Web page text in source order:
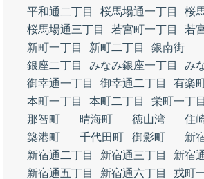
平和通二丁目
桜馬場通一丁目
桜
桜馬場通三丁目
若宮町一丁目
若
新町一丁目
新町二丁目 銀南街
銀座二丁目
みなみ銀座一丁目
み
御幸通一丁目
御幸通二丁目
有楽
本町一丁目
本町二丁目 栄町一丁目
那智町
晴海町 徳山湾
住
築港町
千代田町 御影町
新
新宿通二丁目
新宿通三丁目
新宿
新宿通五丁目
新宿通六丁目
戎町